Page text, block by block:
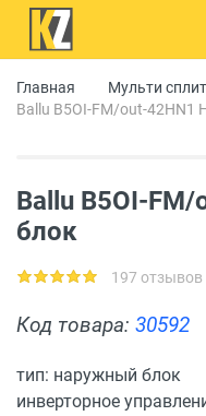
Главная Мульти
Ballu B5OI-FM/out-42HN1
Ballu B5OI-
блок
197 отзывов
Код товара: 30592
тип: наружный блок
инверторное